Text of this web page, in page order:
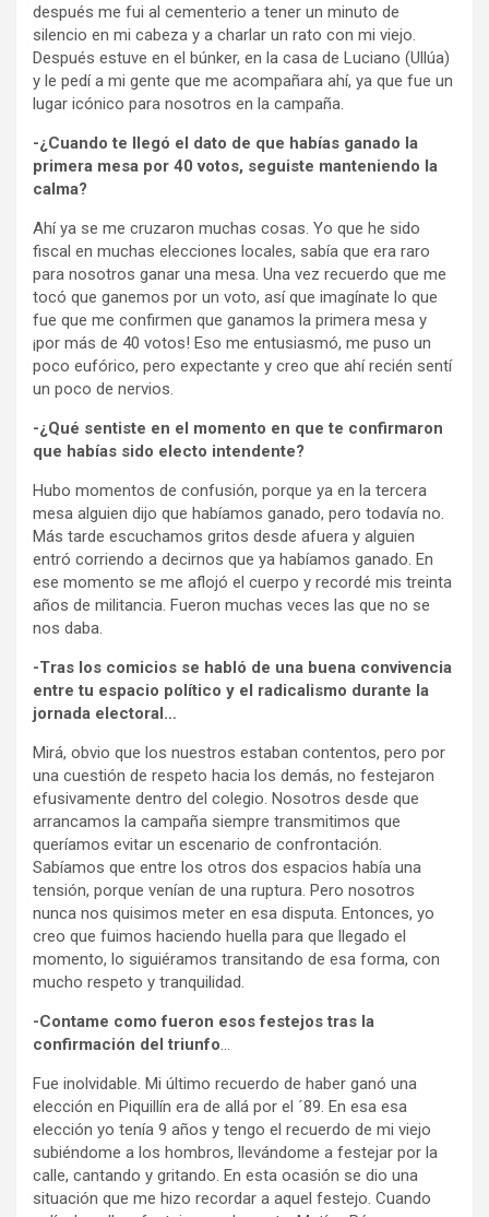
después me fui al cementerio a tener un minuto de
silencio en mi cabeza y a charlar un rato con mi viejo.
Después estuve en el búnker, en la casa de Luciano (Ullúa)
y le pedí a mi gente que me acompañara ahí, ya que fue un
lugar icónico para nosotros en la campaña.
-¿Cuando te llegó el dato de que habías ganado la
primera mesa por 40 votos, seguiste manteniendo la
calma?
Ahí ya se me cruzaron muchas cosas. Yo que he sido
fiscal en muchas elecciones locales, sabía que era raro
para nosotros ganar una mesa. Una vez recuerdo que me
tocó que ganemos por un voto, así que imagínate lo que
fue que me confirmen que ganamos la primera mesa y
¡por más de 40 votos! Eso me entusiasmó, me puso un
poco eufórico, pero expectante y creo que ahí recién sentí
un poco de nervios.
-¿Qué sentiste en el momento en que te confirmaron
que habías sido electo intendente?
Hubo momentos de confusión, porque ya en la tercera
mesa alguien dijo que habíamos ganado, pero todavía no.
Más tarde escuchamos gritos desde afuera y alguien
entró corriendo a decirnos que ya habíamos ganado. En
ese momento se me aflojó el cuerpo y recordé mis treinta
años de militancia. Fueron muchas veces las que no se
nos daba.
-Tras los comicios se habló de una buena convivencia
entre tu espacio político y el radicalismo durante la
jornada electoral…
Mirá, obvio que los nuestros estaban contentos, pero por
una cuestión de respeto hacia los demás, no festejaron
efusivamente dentro del colegio. Nosotros desde que
arrancamos la campaña siempre transmitimos que
queríamos evitar un escenario de confrontación.
Sabíamos que entre los otros dos espacios había una
tensión, porque venían de una ruptura. Pero nosotros
nunca nos quisimos meter en esa disputa. Entonces, yo
creo que fuimos haciendo huella para que llegado el
momento, lo siguiéramos transitando de esa forma, con
mucho respeto y tranquilidad.
-Contame como fueron esos festejos tras la
confirmación del triunfo…
Fue inolvidable. Mi último recuerdo de haber ganó una
elección en Piquillín era de allá por el ´89. En esa esa
elección yo tenía 9 años y tengo el recuerdo de mi viejo
subiéndome a los hombros, llevándome a festejar por la
calle, cantando y gritando. En esta ocasión se dio una
situación que me hizo recordar a aquel festejo. Cuando